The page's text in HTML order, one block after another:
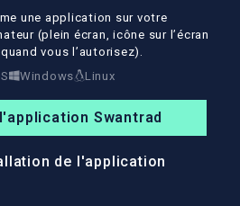
une application sur votre
(plein écran, icône sur l’écran
vous l’autorisez).
Windows Linux
Swantrad
de l'application